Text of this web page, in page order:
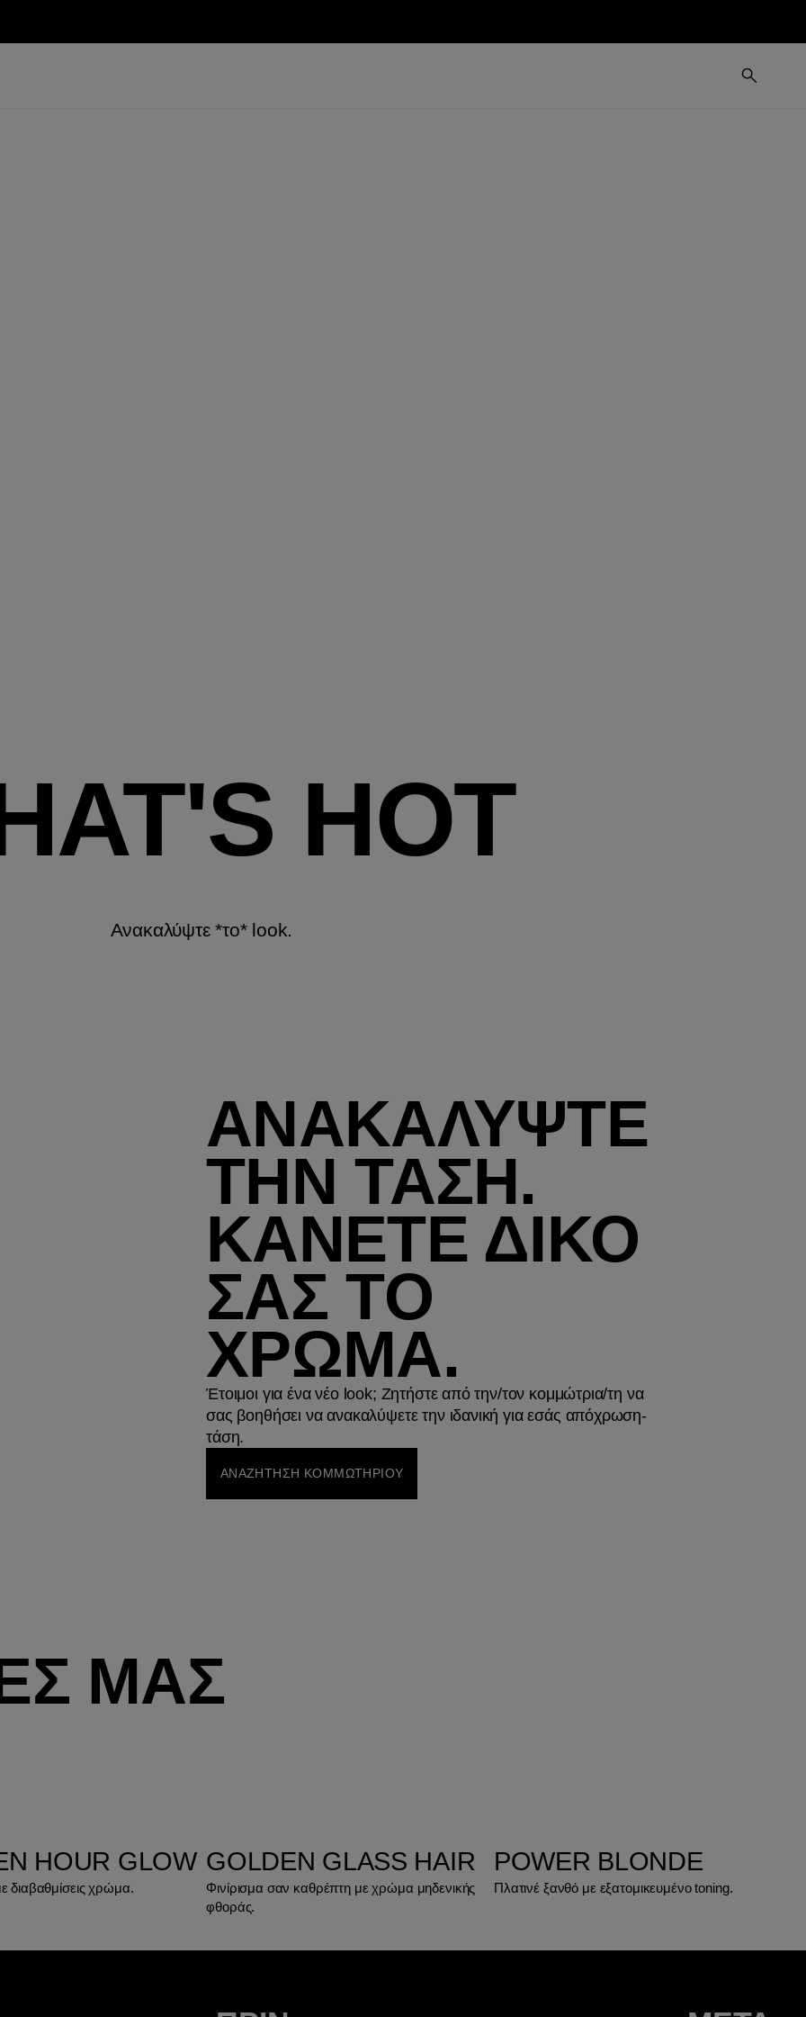
HOT
Ανακαλύψτε *το* look.
ΑΝΑΚΑΛΥΨΤΕ
ΤΗΝ ΤΑΣΗ.
ΚΑΝΕΤΕ ΔΙΚΟ
ΣΑΣ ΤΟ
ΧΡΩΜΑ.
Έτοιμοι για ένα νέο look; Ζητήστε από την/τον κομμώτρια/τη να
σας βοηθήσει να ανακαλύψετε την ιδανική για εσάς απόχρωση-
τάση.
ΑΝΑΖΗΤΗΣΗ ΚΟΜΜΩΤΗΡΙΟΥ
ΜΑΣ
HOUR GLOW
διαβαθμίσεις χρώμα.
GOLDEN GLASS HAIR
Φινίρισμα σαν καθρέπτη με χρώμα μηδενικής
φθοράς.
POWER BLONDE
Πλατινέ ξανθό με εξατομικευμένο toning.